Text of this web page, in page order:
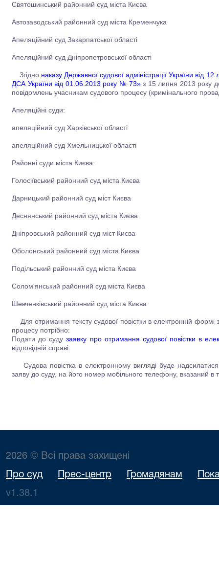
Святошинський районний суд міста Києва
Автозаводський районний суд міста Кременчука
Апеляційний суд Закарпатської області
Апеляційний суд Дніпропетровської області
Згідно наказу Державної судової адміністрації України
ДСА України від 01.06.2013 року № 73»з 15 липня 2013 року
повідомлень учасникам судового процесу (кримінального
Апеляційні суди:
апеляційний суд Харківської області
апеляційний суд Хмельницької області
Районні суди міста Києва:
Голосіївський районний суд міста Києва
Дарницький районний суд міст Києва
Деснянський районний суд міста Києва
Дніпровський районний суд міст Києва
Оболонський районний суд міста Києва
Подільський районний суд міста Києва
Солом'янський районний суд міста Києва
Шевченківський районний суд міста Києва
Для отримання тексту судової повістки в електронній
процесу потрібно:
Подати до судузаявку про отримання судової повістки в
відповідній справі.
Судова повістка в електронному вигляді буде
заяву до суду, на його номер мобільного телефону, вказаний в
2026 © Всі права захищені
Про суд Прес-центр Громадянам
v1.38.1